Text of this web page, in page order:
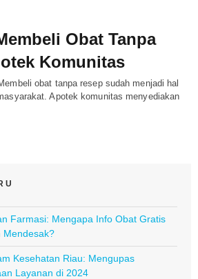
Obat Tanpa
Komunitas
obat tanpa resep sudah menjadi hal
Apotek komunitas menyediakan
Farmasi: Mengapa Info Obat Gratis
Mendesak?
Kesehatan Riau: Mengupas
Layanan di 2024